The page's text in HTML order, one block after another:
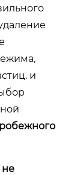
и
не